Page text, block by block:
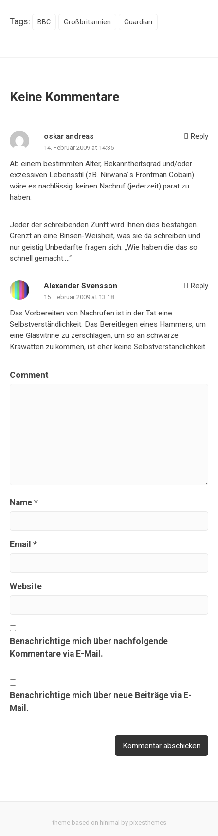
Tags: BBC Großbritannien Guardian
Keine Kommentare
oskar andreas
14. Februar 2009 at 14:35
Ab einem bestimmten Alter, Bekanntheitsgrad und/oder
exzessiven Lebensstil (zB. Nirwana´s Frontman Cobain)
wäre es nachlässig, keinen Nachruf (jederzeit) parat zu
haben.
Jeder der schreibenden Zunft wird Ihnen dies bestätigen.
Grenzt an eine Binsen-Weisheit, was sie da schreiben und
nur geistig Unbedarfte fragen sich: „Wie haben die das so
schnell gemacht….“
Reply
Alexander Svensson
15. Februar 2009 at 13:18
Das Vorbereiten von Nachrufen ist in der Tat eine
Selbstverständlichkeit. Das Bereitlegen eines Hammers, um
eine Glasvitrine zu zerschlagen, um so an schwarze
Krawatten zu kommen, ist eher keine Selbstverständlichkeit.
Reply
Comment
Name *
Email *
Website
Benachrichtige mich über nachfolgende
Kommentare via E-Mail.
Benachrichtige mich über neue Beiträge via E-
Mail.
theme based on hinimal by pixesthemes